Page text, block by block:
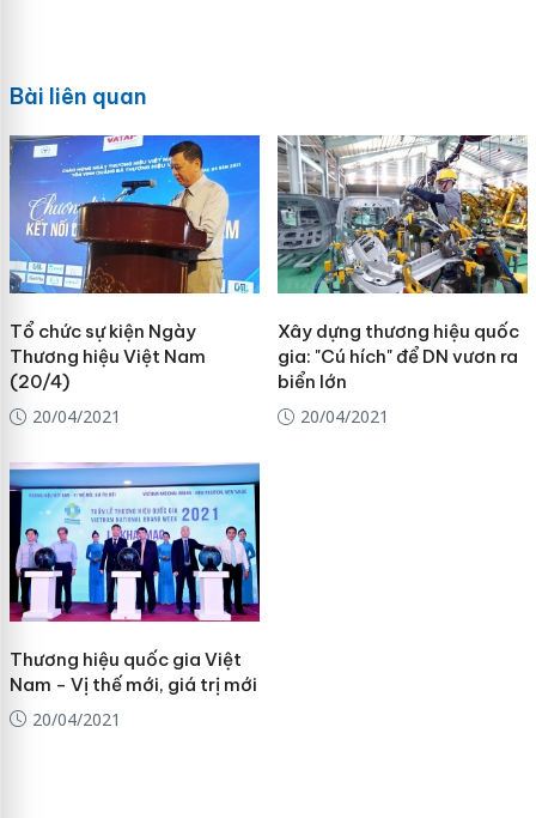
Bài liên quan
Tổ chức sự kiện Ngày
Thương hiệu Việt Nam
(20/4)
20/04/2021
Xây dựng thương hiệu quốc
gia: "Cú hích" để DN vươn ra
biển lớn
20/04/2021
Thương hiệu quốc gia Việt
Nam - Vị thế mới, giá trị mới
20/04/2021